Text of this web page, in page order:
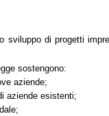
sviluppo di progetti
sostengono:
aziende;
aziende esistenti;